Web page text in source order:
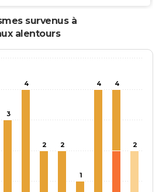
survenus à
alentours
3
4
2 2
1
4 4
2